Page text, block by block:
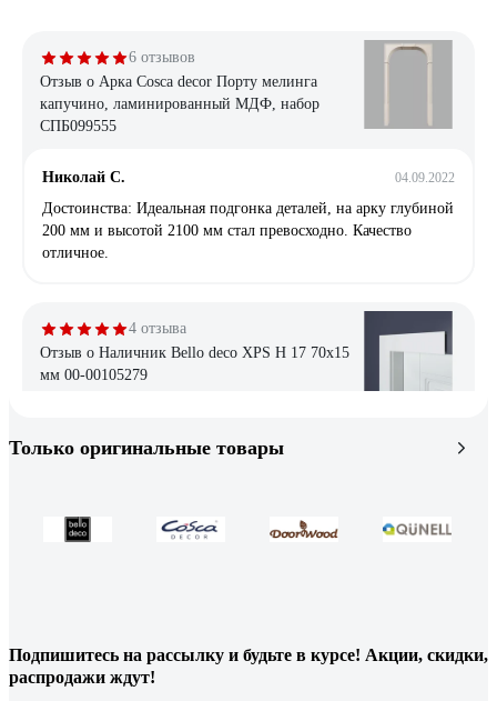
6 отзывов
Отзыв о Арка Cosca decor Порту мелинга
капучино, ламинированный МДФ, набор
СПБ099555
Николай С. 04.09.2022
Достоинства: Идеальная подгонка деталей, на арку глубиной
200 мм и высотой 2100 мм стал превосходно. Качество
отличное.
4 отзыва
Отзыв о Наличник Bello deco XPS Н 17 70x15
мм 00-00105279
Евгения М.
Только оригинальные товары
Подпишитесь на рассылку и будьте в курсе! Акции, скидки,
распродажи ждут!